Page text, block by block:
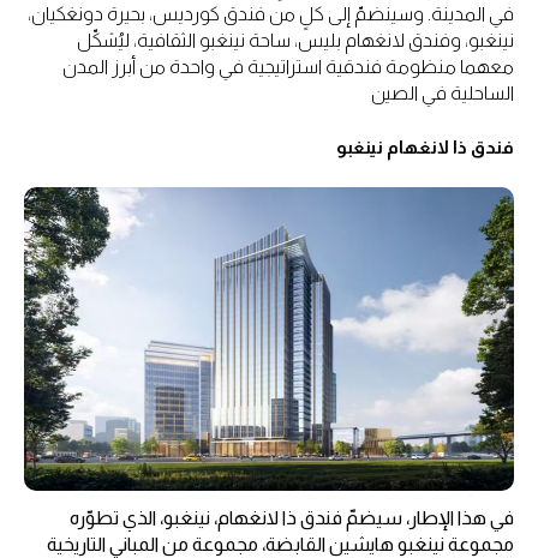
في المدينة. وسينضمّ إلى كلٍ من فندق كورديس، بحيرة دونغكيان،
نينغبو، وفندق لانغهام بليس، ساحة نينغبو الثقافية، ليُشكّل
معهما منظومة فندقية استراتيجية في واحدة من أبرز المدن
الساحلية في الصين
فندق ذا لانغهام نينغبو
في هذا الإطار، سيضمّ فندق ذا لانغهام، نينغبو، الذي تطوّره
مجموعة نينغبو هايشين القابضة، مجموعة من المباني التاريخية